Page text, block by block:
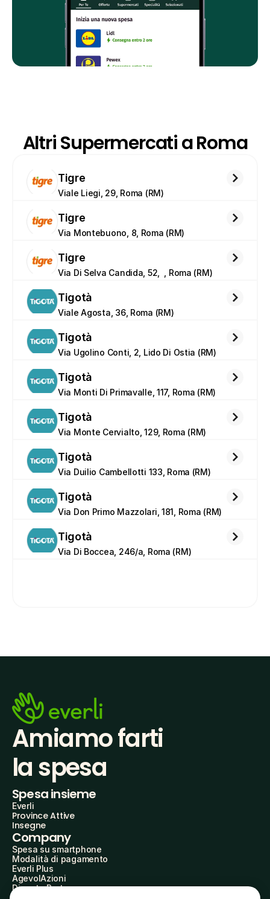
Altri Supermercati a Roma
Tigre
Viale Liegi, 29, Roma (RM)
Tigre
Via Montebuono, 8, Roma (RM)
Tigre
Via Di Selva Candida, 52,  , Roma (RM)
Tigotà
Viale Agosta, 36, Roma (RM)
Tigotà
Via Ugolino Conti, 2, Lido Di Ostia (RM)
Tigotà
Via Monti Di Primavalle, 117, Roma (RM)
Tigotà
Via Monte Cervialto, 129, Roma (RM)
Tigotà
Via Duilio Cambellotti 133, Roma (RM)
Tigotà
Via Don Primo Mazzolari, 181, Roma (RM)
Tigotà
Via Di Boccea, 246/a, Roma (RM)
Amiamo farti
la spesa
Spesa insieme
Everli
Province Attive
Insegne
Company
Spesa su smartphone
Modalità di pagamento
Everli Plus
AgevolAzioni
Diventa Partner